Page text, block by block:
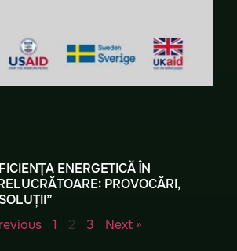
ENERGETICĂ ÎN
PROVOCĂRI,
1 2 3 Next »